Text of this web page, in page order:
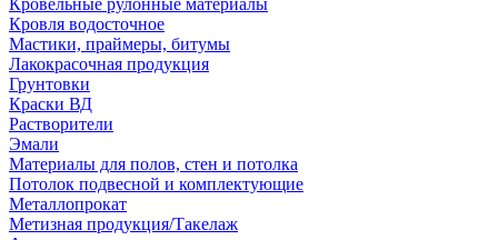
Кровельные рулонные материалы
Кровля водосточное
Мастики, праймеры, битумы
Лакокрасочная продукция
Грунтовки
Краски ВД
Растворители
Эмали
Материалы для полов, стен и потолка
Потолок подвесной и комплектующие
Металлопрокат
Метизная продукция/Такелаж